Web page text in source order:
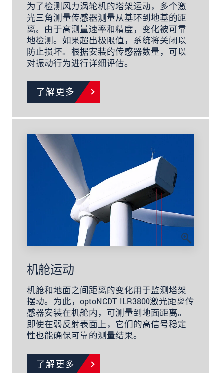
为了检测风力涡轮机的塔架运动，多个激
光三角测量传感器测量从基环到地基的距
离。由于高测量速率和精度，变化被可靠
地检测。如果超出极限值，系统将关闭以
防止损坏。根据安装的传感器数量，可以
对振动行为进行详细评估。
了解更多
机舱运动
机舱和地面之间距离的变化用于监测塔架
摆动。为此，optoNCDT ILR3800激光距离传
感器安装在机舱内，可测量到地面距离。
即使在弱反射表面上，它们的高信号稳定
性也能确保可靠的测量结果。
了解更多